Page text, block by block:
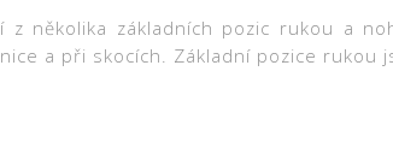
z několika základních pozic rukou a
a při skocích. Základní pozice rukou